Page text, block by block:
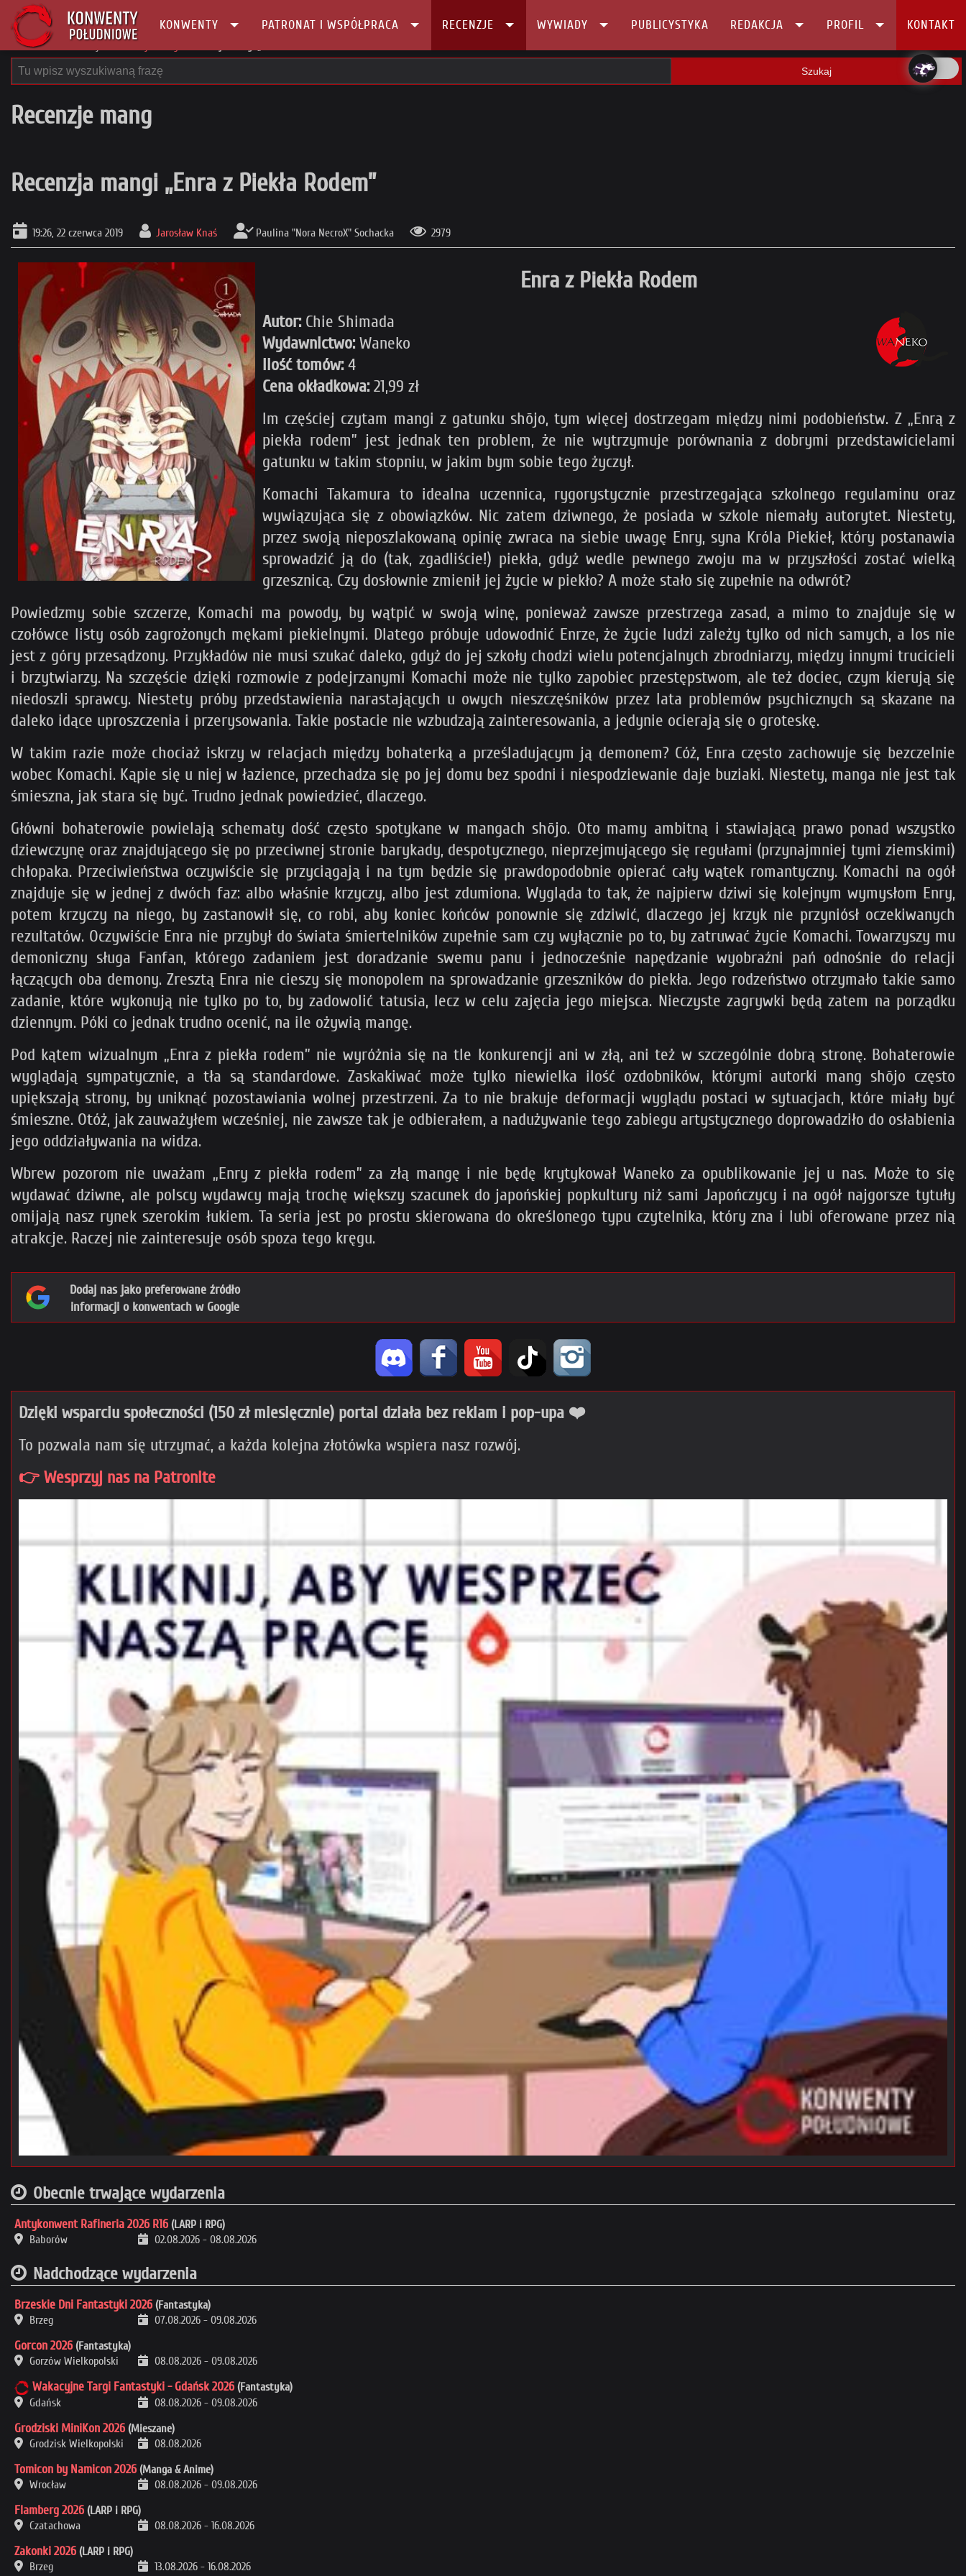
KONWENTY PATRONAT I WSPÓŁPRACA RECENZJE WYWIADY PUBLICYSTYKA REDAKCJA PROFIL KONTAKT
Główna
Szukaj
Recenzje mang
Recenzja mangi „Enra z Piekła Rodem”
19:26, 22 czerwca 2019 Jarosław Knaś Paulina "Nora NecroX" Sochacka 2979
Enra z Piekła Rodem
Autor: Chie Shimada
Wydawnictwo: Waneko
Ilość tomów: 4
Cena okładkowa: 21,99 zł
Im częściej czytam mangi z gatunku shōjo, tym więcej dostrzegam między nimi podobieństw. Z „Enrą z
piekła rodem” jest jednak ten problem, że nie wytrzymuje porównania z dobrymi przedstawicielami
gatunku w takim stopniu, w jakim bym sobie tego życzył.
Komachi Takamura to idealna uczennica, rygorystycznie przestrzegająca szkolnego regulaminu oraz
wywiązująca się z obowiązków. Nic zatem dziwnego, że posiada w szkole niemały autorytet. Niestety,
przez swoją nieposzlakowaną opinię zwraca na siebie uwagę Enry, syna Króla Piekieł, który postanawia
sprowadzić ją do (tak, zgadliście!) piekła, gdyż wedle pewnego zwoju ma w przyszłości zostać wielką
grzesznicą. Czy dosłownie zmienił jej życie w piekło? A może stało się zupełnie na odwrót?
Powiedzmy sobie szczerze, Komachi ma powody, by wątpić w swoją winę, ponieważ zawsze przestrzega zasad, a mimo to znajduje się w
czołówce listy osób zagrożonych mękami piekielnymi. Dlatego próbuje udowodnić Enrze, że życie ludzi zależy tylko od nich samych, a los nie
jest z góry przesądzony. Przykładów nie musi szukać daleko, gdyż do jej szkoły chodzi wielu potencjalnych zbrodniarzy, między innymi trucicieli
i brzytwiarzy. Na szczęście dzięki rozmowie z podejrzanymi Komachi może nie tylko zapobiec przestępstwom, ale też dociec, czym kierują się
niedoszli sprawcy. Niestety próby przedstawienia narastających u owych nieszczęśników przez lata problemów psychicznych są skazane na
daleko idące uproszczenia i przerysowania. Takie postacie nie wzbudzają zainteresowania, a jedynie ocierają się o groteskę.
W takim razie może chociaż iskrzy w relacjach między bohaterką a prześladującym ją demonem? Cóż, Enra często zachowuje się bezczelnie
wobec Komachi. Kąpie się u niej w łazience, przechadza się po jej domu bez spodni i niespodziewanie daje buziaki. Niestety, manga nie jest tak
śmieszna, jak stara się być. Trudno jednak powiedzieć, dlaczego.
Główni bohaterowie powielają schematy dość często spotykane w mangach shōjo. Oto mamy ambitną i stawiającą prawo ponad wszystko
dziewczynę oraz znajdującego się po przeciwnej stronie barykady, despotycznego, nieprzejmującego się regułami (przynajmniej tymi ziemskimi)
chłopaka. Przeciwieństwa oczywiście się przyciągają i na tym będzie się prawdopodobnie opierać cały wątek romantyczny. Komachi na ogół
znajduje się w jednej z dwóch faz: albo właśnie krzyczy, albo jest zdumiona. Wygląda to tak, że najpierw dziwi się kolejnym wymysłom Enry,
potem krzyczy na niego, by zastanowił się, co robi, aby koniec końców ponownie się zdziwić, dlaczego jej krzyk nie przyniósł oczekiwanych
rezultatów. Oczywiście Enra nie przybył do świata śmiertelników zupełnie sam czy wyłącznie po to, by zatruwać życie Komachi. Towarzyszy mu
demoniczny sługa Fanfan, którego zadaniem jest doradzanie swemu panu i jednocześnie napędzanie wyobraźni pań odnośnie do relacji
łączących oba demony. Zresztą Enra nie cieszy się monopolem na sprowadzanie grzeszników do piekła. Jego rodzeństwo otrzymało takie samo
zadanie, które wykonują nie tylko po to, by zadowolić tatusia, lecz w celu zajęcia jego miejsca. Nieczyste zagrywki będą zatem na porządku
dziennym. Póki co jednak trudno ocenić, na ile ożywią mangę.
Pod kątem wizualnym „Enra z piekła rodem” nie wyróżnia się na tle konkurencji ani w złą, ani też w szczególnie dobrą stronę. Bohaterowie
wyglądają sympatycznie, a tła są standardowe. Zaskakiwać może tylko niewielka ilość ozdobników, którymi autorki mang shōjo często
upiększają strony, by uniknąć pozostawiania wolnej przestrzeni. Za to nie brakuje deformacji wyglądu postaci w sytuacjach, które miały być
śmieszne. Otóż, jak zauważyłem wcześniej, nie zawsze tak je odbierałem, a nadużywanie tego zabiegu artystycznego doprowadziło do osłabienia
jego oddziaływania na widza.
Wbrew pozorom nie uważam „Enry z piekła rodem” za złą mangę i nie będę krytykował Waneko za opublikowanie jej u nas. Może to się
wydawać dziwne, ale polscy wydawcy mają trochę większy szacunek do japońskiej popkultury niż sami Japończycy i na ogół najgorsze tytuły
omijają nasz rynek szerokim łukiem. Ta seria jest po prostu skierowana do określonego typu czytelnika, który zna i lubi oferowane przez nią
atrakcje. Raczej nie zainteresuje osób spoza tego kręgu.
Dodaj nas jako preferowane źródło
informacji o konwentach w Google
Dzięki wsparciu społeczności (150 zł miesięcznie) portal działa bez reklam i pop-upa ❤️
To pozwala nam się utrzymać, a każda kolejna złotówka wspiera nasz rozwój.
👉 Wesprzyj nas na Patronite
Obecnie trwające wydarzenia
Antykonwent Rafineria 2026 R16 (LARP i RPG)
Baborów
02.08.2026 - 08.08.2026
Nadchodzące wydarzenia
Brzeskie Dni Fantastyki 2026 (Fantastyka)
Brzeg
07.08.2026 - 09.08.2026
Gorcon 2026 (Fantastyka)
Gorzów Wielkopolski
08.08.2026 - 09.08.2026
Wakacyjne Targi Fantastyki - Gdańsk 2026 (Fantastyka)
Gdańsk
08.08.2026 - 09.08.2026
Grodziski MiniKon 2026 (Mieszane)
Grodzisk Wielkopolski
08.08.2026
Tomicon by Namicon 2026 (Manga & Anime)
Wrocław
08.08.2026 - 09.08.2026
Flamberg 2026 (LARP i RPG)
Czatachowa
08.08.2026 - 16.08.2026
Zakonki 2026 (LARP i RPG)
Brzeg
13.08.2026 - 16.08.2026